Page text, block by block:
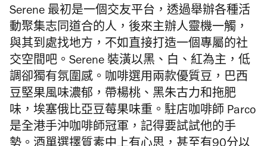
Serene 最初是一個交友平台，透過舉辦各種活
動聚集志同道合的人，後來主辦人靈機一觸，
與其到處找地方，不如直接打造一個專屬的社
交空間吧。Serene 裝潢以黑、白、紅為主，低
調卻獨有氛圍感。咖啡選用兩款優質豆，巴西
豆堅果風味濃郁，帶楊桃、黑朱古力和拖肥
味，埃塞俄比亞豆莓果味重。駐店咖啡師 Parco
是全港手沖咖啡師冠軍，記得要試試他的手